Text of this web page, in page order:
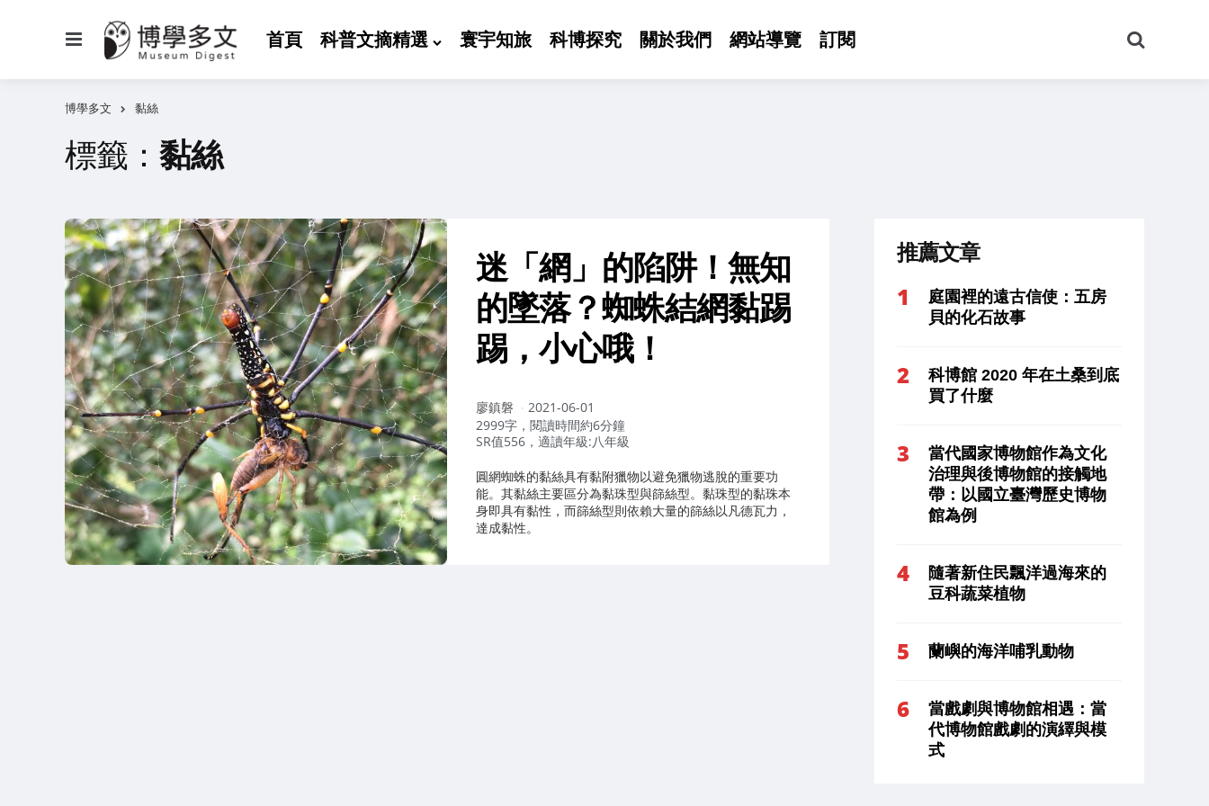
首頁 科普文摘精選 寰宇知旅 科博探究 關於我們 網站導覽 訂閱
尋
博學多文 黏絲
標籤： 黏絲
迷「網」的陷阱！無知
的墜落？蜘蛛結網黏踢
踢，小心哦！
作
者：
廖鎮磐
2021-06-01
2999字，閱讀時間約6分鐘
SR值556，適讀年級:八年級
圓網蜘蛛的黏絲具有黏附獵物以避免獵物逃脫的重要功
能。其黏絲主要區分為黏珠型與篩絲型。黏珠型的黏珠本
身即具有黏性，而篩絲型則依賴大量的篩絲以凡德瓦力，
達成黏性。
推薦文章
庭園裡的遠古信使：五房
貝的化石故事
科博館 2020 年在土桑到底
買了什麼
當代國家博物館作為文化
治理與後博物館的接觸地
帶：以國立臺灣歷史博物
館為例
隨著新住民飄洋過海來的
豆科蔬菜植物
蘭嶼的海洋哺乳動物
當戲劇與博物館相遇：當
代博物館戲劇的演繹與模
式